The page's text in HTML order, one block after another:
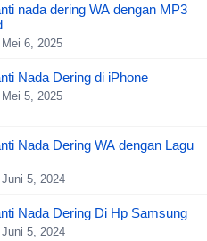
nada dering WA dengan MP3
6, 2025
Nada Dering di iPhone
5, 2025
Nada Dering WA dengan Lagu
5, 2024
Nada Dering Di Hp Samsung
5, 2024